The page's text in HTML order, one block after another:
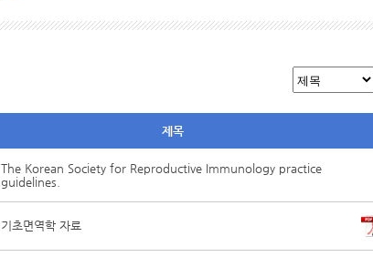
제목
The Korean Society for Reproductive Immunology practice
guidelines.
기초면역학 자료